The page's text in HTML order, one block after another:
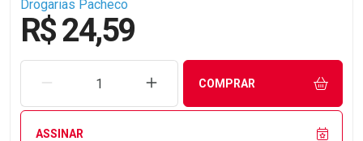
Drogarias Pacheco
R$ 24,59
REMOVER UMA UNIDADEAUMENTAR UMA UNIDADE
COMPRAR
ASSINAR